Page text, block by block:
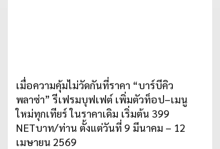
เมื่อความคุ้มไม่วัดกันที่ราคา “บาร์บีคิว
พลาซ่า” รีเฟรมบุฟเฟต์ เพิ่มตัวท็อป–เมนู
ใหม่ทุกเทียร์ ในราคาเดิม เริ่มต้น 399
NETบาท/ท่าน ตั้งแต่วันที่ 9 มีนาคม – 12
เมษายน 2569